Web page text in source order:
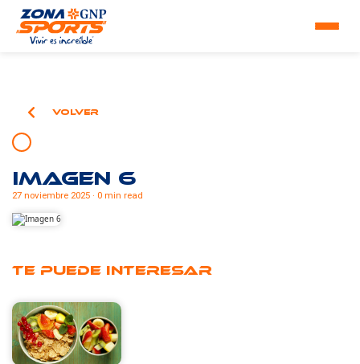
Volver
Imagen 6
27 noviembre 2025 · 0 min read
Te puede interesar